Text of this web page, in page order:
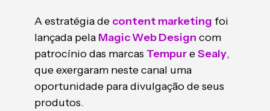
A estratégia de content marketing foi
lançada pela Magic Web Design com
patrocínio das marcas TempureSealy,
que exergaram neste canal uma
oportunidade para divulgação de seus
produtos.